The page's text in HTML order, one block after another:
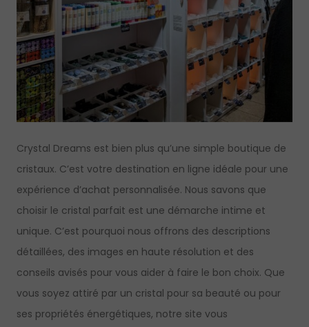
Crystal Dreams est bien plus qu’une simple boutique de
cristaux. C’est votre destination en ligne idéale pour une
expérience d’achat personnalisée. Nous savons que
choisir le cristal parfait est une démarche intime et
unique. C’est pourquoi nous offrons des descriptions
détaillées, des images en haute résolution et des
conseils avisés pour vous aider à faire le bon choix. Que
vous soyez attiré par un cristal pour sa beauté ou pour
ses propriétés énergétiques, notre site vous